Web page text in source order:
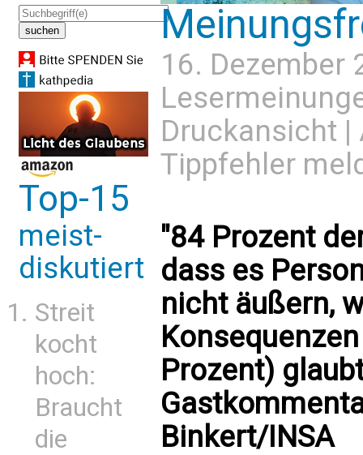
Top-15
meist-
diskutiert
Streit
kocht
hoch:
Braucht
die
16. Dezember
Druckansicht |
Tippfehler
"84 Prozent
dass es
nicht äußern,
Prozent)
Binkert/INSA